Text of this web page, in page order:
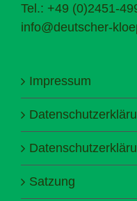
Tel.: +49 (0)2451-
info@deutscher-
Impressum
Satzung